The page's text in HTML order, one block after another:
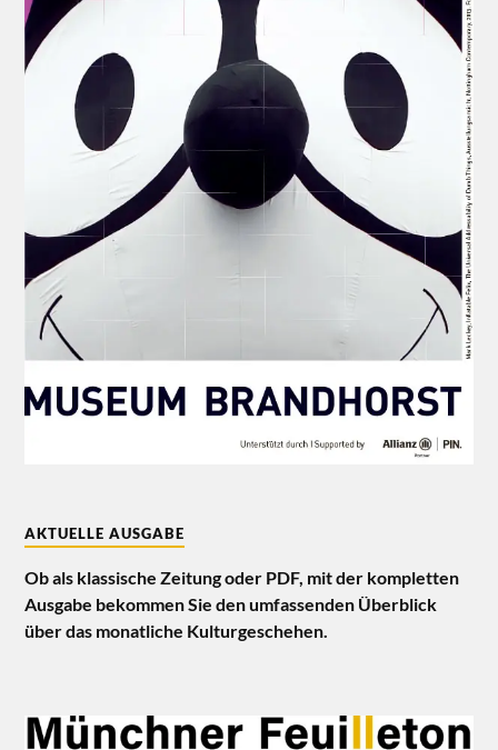
AKTUELLE AUSGABE
Ob als klassische Zeitung oder PDF, mit der kompletten
Ausgabe bekommen Sie den umfassenden Überblick
über das monatliche Kulturgeschehen.